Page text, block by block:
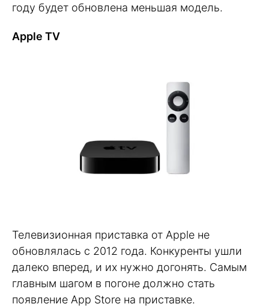
году будет обновлена меньшая модель.
Apple TV
Телевизионная приставка от Apple не
обновлялась с 2012 года. Конкуренты ушли
далеко вперед, и их нужно догонять. Самым
главным шагом в погоне должно стать
появление App Store на приставке.